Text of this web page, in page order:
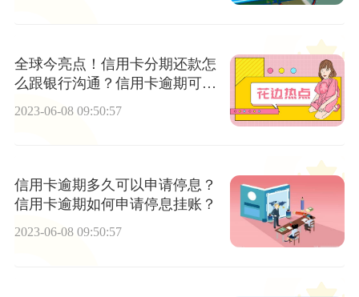
全球今亮点！信用卡分期还款怎
么跟银行沟通？信用卡逾期可以
2023-06-08 09:50:57
信用卡逾期多久可以申请停息？
信用卡逾期如何申请停息挂账？
2023-06-08 09:50:57